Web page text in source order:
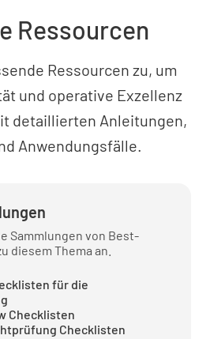
K.A.
und aufgepumpt
K.A.
Ressourcen
Ressourcen zu, um
und operative Exzellenz
detaillierten Anleitungen,
Anwendungsfälle.
Sammlungen von Best-
diesem Thema an.
für die
Checklisten
Checklisten